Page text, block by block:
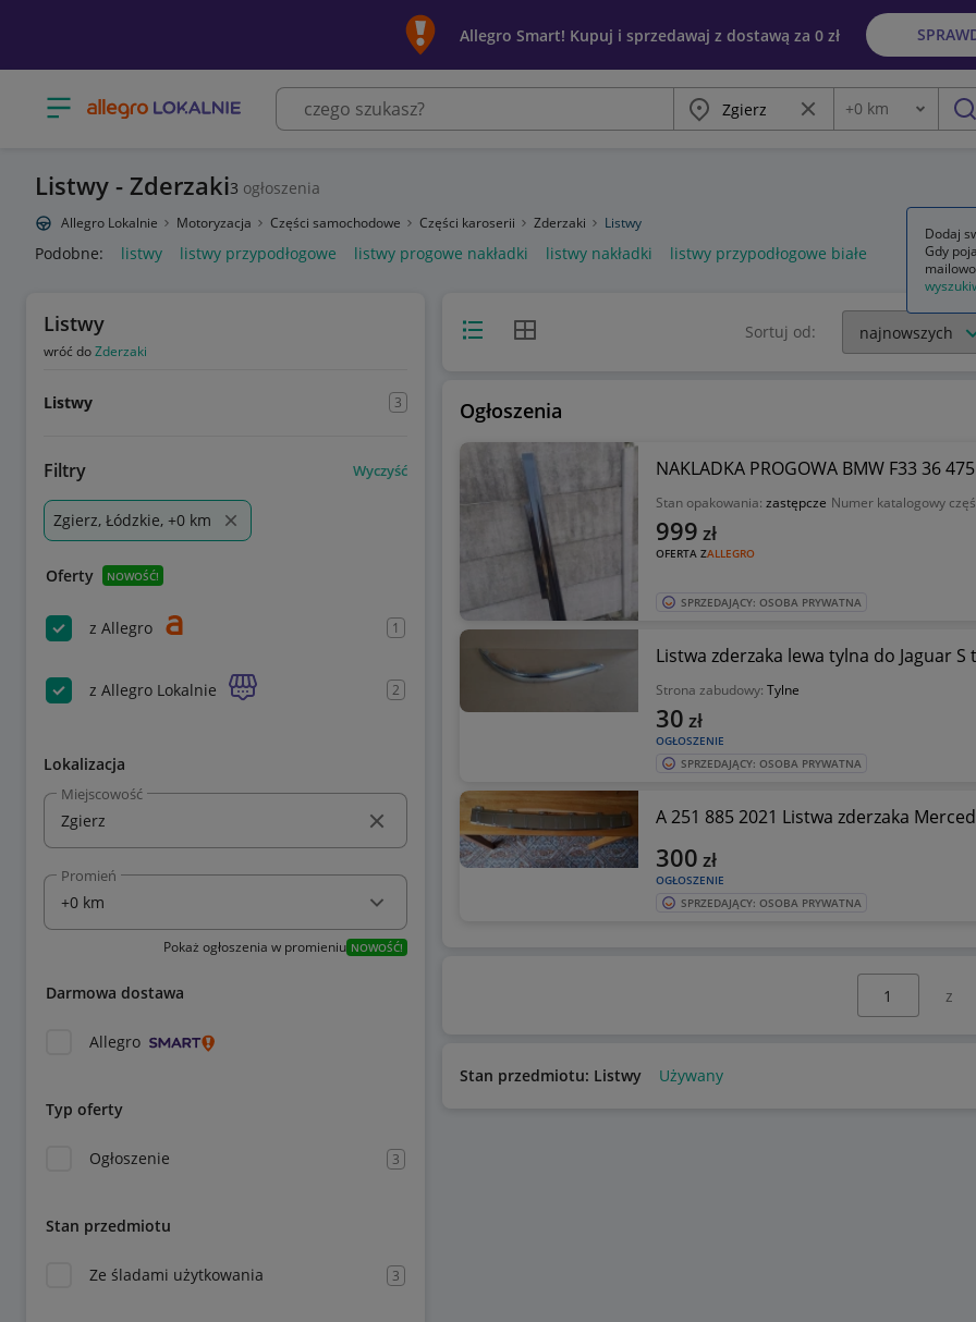
Allegro Smart! Kupuj i sprzedawaj z dostawą za 0 zł
Otwórz menu z kategoriami Miasto Wyczyść frazę
Odległość
+0 km
Listwy - Zderzaki3 ogłoszenia
Allegro Lokalnie Motoryzacja Części samochodowe Części karoserii Zderzaki Listwy
Podobne: listwy listwy przypodłogowe listwy progowe nakładki listwy nakładki listwy przypodłogowe białe
Listwy
wróć doZderzaki
Listwy 3
Filtry Wyczyść
Zgierz, Łódzkie, +0 km
Oferty NOWOŚĆ!
z Allegro 1
z Allegro Lokalnie 2
Lokalizacja
Miejscowość
Promień
Pokaż ogłoszenia w promieniu NOWOŚĆ!
Darmowa dostawa
Allegro
Typ oferty
Ogłoszenie 3
Stan przedmiotu
Ze śladami użytkowania 3
Widok listyWidok siatki Sortuj od:
Ogłoszenia
NAKLADKA PROGOWA BMW F33 36
Stan opakowania: zastępcze Numer katalogowy
OFERTA ZALLEGRO
999 zł
SPRZEDAJĄCY: OSOBA PRYWATNA
Listwa zderzaka lewa tylna do Jaguar S
Strona zabudowy: Tylne
OGŁOSZENIE
30 zł
SPRZEDAJĄCY: OSOBA PRYWATNA
A 251 885 2021 Listwa zderzaka
OGŁOSZENIE
300 zł
SPRZEDAJĄCY: OSOBA PRYWATNA
z
Stan przedmiotu: Listwy Używany
Dodaj
Gdy